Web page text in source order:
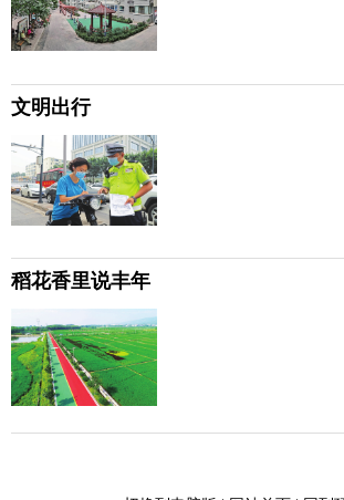
文明出行
稻花香里说丰年